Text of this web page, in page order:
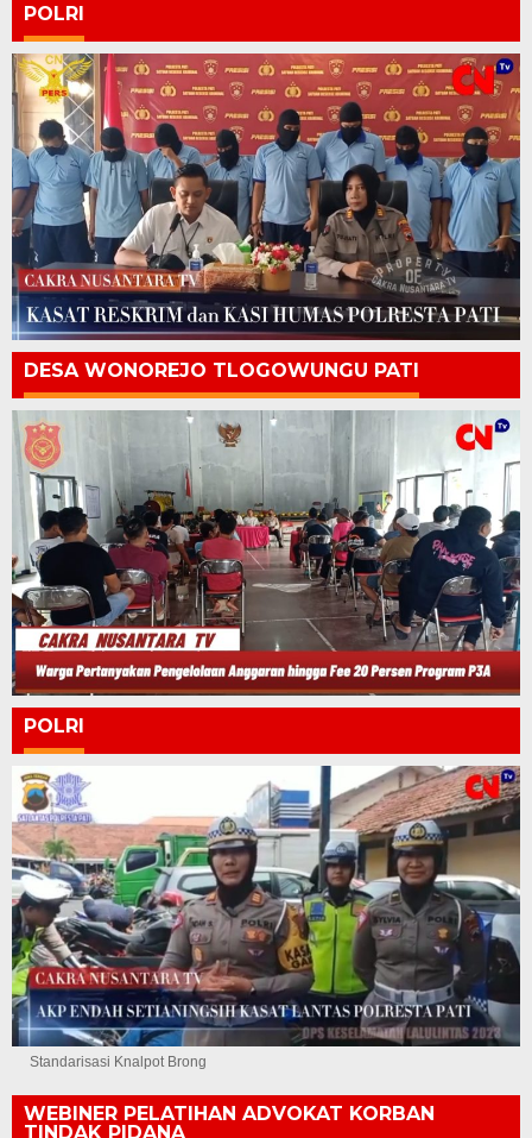
POLRI
DESA WONOREJO TLOGOWUNGU PATI
POLRI
Standarisasi Knalpot Brong
WEBINER PELATIHAN ADVOKAT KORBAN
TINDAK PIDANA